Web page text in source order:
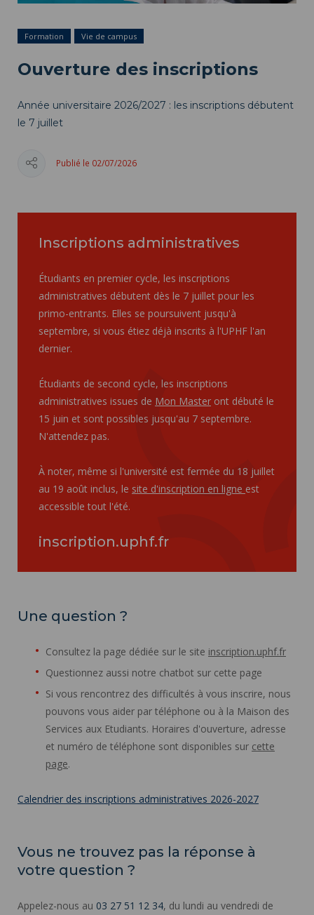
Formation Vie de campus
Ouverture des inscriptions
Année universitaire 2026/2027 : les inscriptions débutent
le 7 juillet
Publié le 02/07/2026
Inscriptions administratives
Étudiants en premier cycle, les inscriptions
administratives débutent dès le 7 juillet pour les
primo-entrants. Elles se poursuivent jusqu'à
septembre, si vous étiez déjà inscrits à l'UPHF l'an
dernier.
Étudiants de second cycle, les inscriptions
administratives issues de Mon Master ont débuté le
15 juin et sont possibles jusqu'au 7 septembre.
N'attendez pas.
À noter, même si l'université est fermée du 18 juillet
au 19 août inclus, le site d'inscription en ligne est
accessible tout l'été.
inscription.uphf.fr
Une question ?
Consultez la page dédiée sur le site inscription.uphf.fr
Questionnez aussi notre chatbot sur cette page
Si vous rencontrez des difficultés à vous inscrire, nous
pouvons vous aider par téléphone ou à la Maison des
Services aux Etudiants. Horaires d'ouverture, adresse
et numéro de téléphone sont disponibles sur cette
page.
Calendrier des inscriptions administratives 2026-2027
Vous ne trouvez pas la réponse à
votre question ?
Appelez-nous au 03 27 51 12 34, du lundi au vendredi de